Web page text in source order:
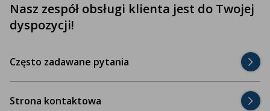
Nasz zespół obsługi klienta jest do Twojej
dyspozycji!
Często zadawane pytania
Strona kontaktowa